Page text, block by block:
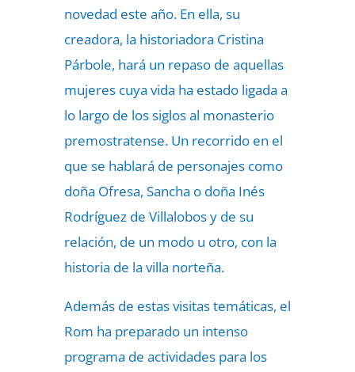
novedad este año. En ella, su
creadora, la historiadora Cristina
Párbole, hará un repaso de aquellas
mujeres cuya vida ha estado ligada a
lo largo de los siglos al monasterio
premostratense. Un recorrido en el
que se hablará de personajes como
doña Ofresa, Sancha o doña Inés
Rodríguez de Villalobos y de su
relación, de un modo u otro, con la
historia de la villa norteña.
Además de estas visitas temáticas, el
Rom ha preparado un intenso
programa de actividades para los